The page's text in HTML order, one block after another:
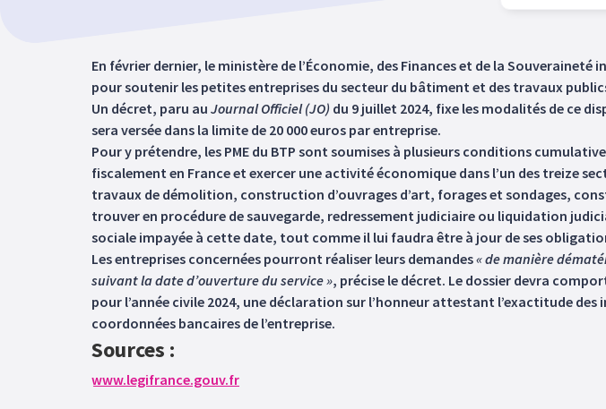
En février dernier, le ministère de l’Économie, des Finances et de la
pour soutenir les petites entreprises du secteur du bâtiment et des travaux
Un décret, paru au Journal Officiel (JO) du 9 juillet 2024, fixe les modalités de ce
sera versée dans la limite de 20 000 euros par entreprise.
Pour y prétendre, les PME du BTP sont soumises à plusieurs conditions
fiscalement en France et exercer une activité économique dans l’un des treize
travaux de démolition, construction d’ouvrages d’art, forages et sondages,
trouver en procédure de sauvegarde, redressement judiciaire ou liquidation
sociale impayée à cette date, tout comme il lui faudra être à jour de ses
Les entreprises concernées pourront réaliser leurs demandes« de manière
suivant la date d’ouverture du service », précise le décret. Le dossier devra
pour l’année civile 2024, une déclaration sur l’honneur attestant l’exactitude
coordonnées bancaires de l’entreprise.
Sources :
www.legifrance.gouv.fr